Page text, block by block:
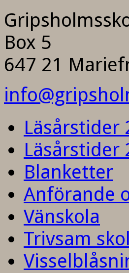
Box 5
647 21
Läsårstider
Läsårstider
Blanketter
Anförande
Vänskola
Trivsam